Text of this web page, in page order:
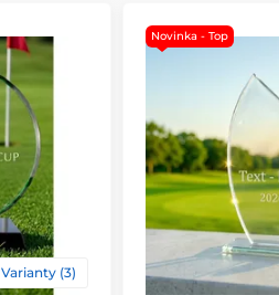
Varianty (3)
Novinka - Top